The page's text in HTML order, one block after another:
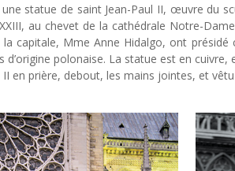
statue de saint Jean-Paul II, œuvre du
au chevet de la cathédrale Notre-
capitale, Mme Anne Hidalgo, ont
d’origine polonaise. La statue est en
en prière, debout, les mains jointes, et vêtu